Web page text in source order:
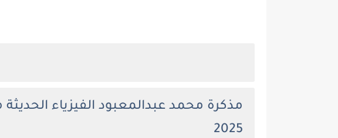
مذكرة محمد عبدالمعبود الفيزياء الحديثة
2025